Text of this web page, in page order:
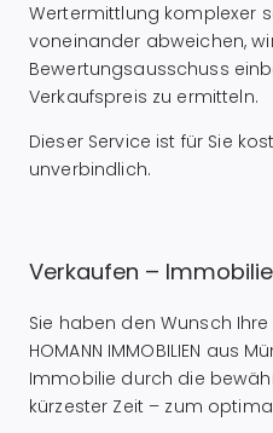
Wertermittlung komplexer
voneinander abweichen,
Bewertungsausschuss
Verkaufspreis zu ermitteln.
Dieser Service ist für Sie
unverbindlich.
Verkaufen –
Sie haben den Wunsch
HOMANN IMMOBILIEN aus
Immobilie durch die
kürzester Zeit – zum